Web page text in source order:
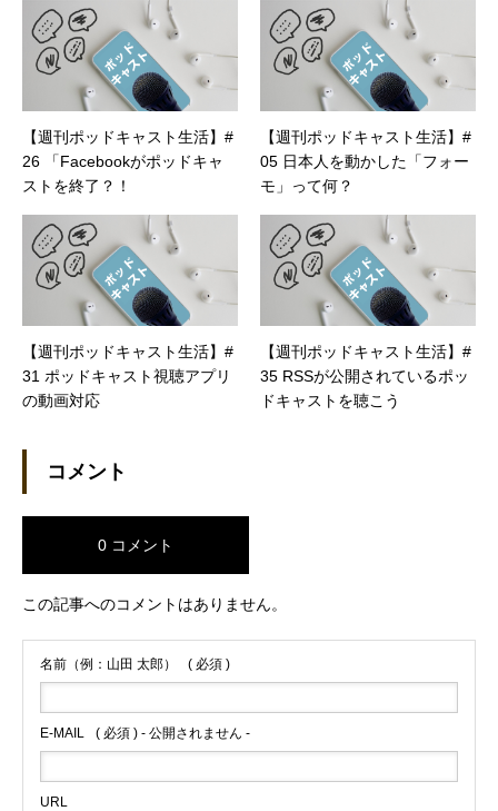
【週刊ポッドキャスト生活】#
26 「Facebookがポッドキャ
ストを終了？！
【週刊ポッドキャスト生活】#
05 日本人を動かした「フォー
モ」って何？
【週刊ポッドキャスト生活】#
31 ポッドキャスト視聴アプリ
の動画対応
【週刊ポッドキャスト生活】#
35 RSSが公開されているポッ
ドキャストを聴こう
コメント
0 コメント
この記事へのコメントはありません。
名前（例：山田 太郎） ( 必須 )
E-MAIL ( 必須 ) - 公開されません -
URL